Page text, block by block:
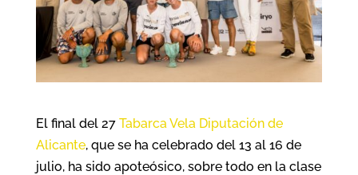
El final del 27 Tabarca Vela Diputación de
Alicante, que se ha celebrado del 13 al 16 de
julio, ha sido apoteósico, sobre todo en la clase